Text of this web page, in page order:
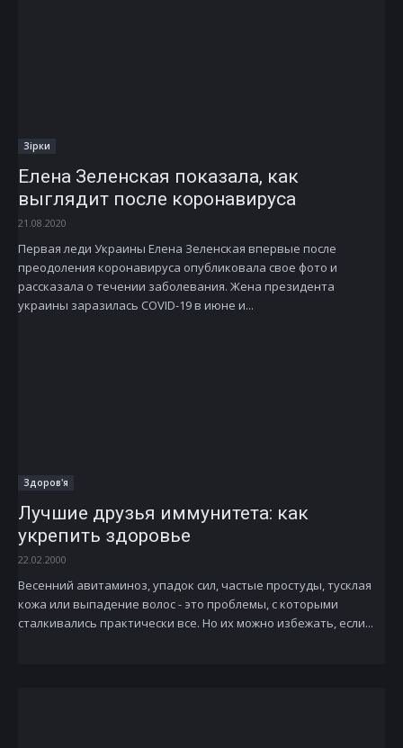
Зірки
Елена Зеленская показала, как
выглядит после коронавируса
21.08.2020
Первая леди Украины Елена Зеленская впервые после
преодоления коронавируса опубликовала свое фото и
рассказала о течении заболевания. Жена президента
украины заразилась COVID-19 в июне и...
Здоров'я
Лучшие друзья иммунитета: как
укрепить здоровье
22.02.2000
Весенний авитаминоз, упадок сил, частые простуды, тусклая
кожа или выпадение волос - это проблемы, с которыми
сталкивались практически все. Но их можно избежать, если...